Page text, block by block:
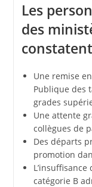
Les
des
Une remise
Publique des
grades
Une attente
collègues de
Des départs
promotion
catégorie B